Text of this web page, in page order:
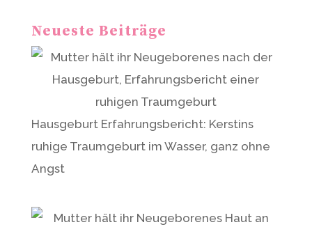
i
v
Neueste Beiträge
Hausgeburt Erfahrungsbericht: Kerstins
ruhige Traumgeburt im Wasser, ganz ohne
Angst